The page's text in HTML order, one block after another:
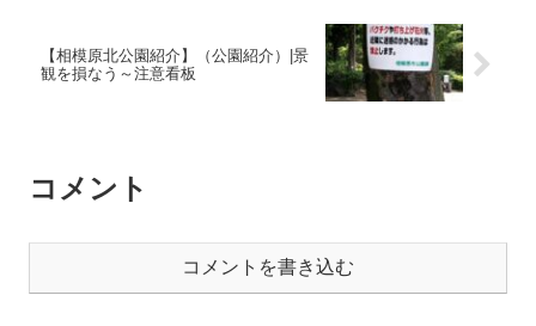
【相模原北公園紹介】（公園紹介）|景
観を損なう～注意看板
コメント
コメントを書き込む